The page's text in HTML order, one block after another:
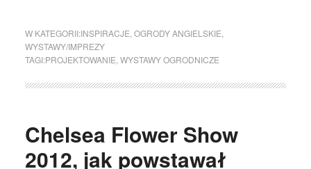
W KATEGORII:INSPIRACJE OGRODY ANGIELSKIE
WYSTAWY/IMPREZY
TAGI:PROJEKTOWANIE WYSTAWY OGRODNICZE
Chelsea Flower Show
2012, jak powstawał